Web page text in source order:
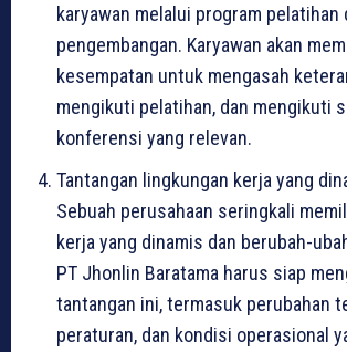
karyawan melalui program pelatihan
pengembangan. Karyawan akan
kesempatan untuk mengasah
mengikuti pelatihan, dan mengikuti
konferensi yang relevan.
Tantangan lingkungan kerja yang
Sebuah perusahaan seringkali
kerja yang dinamis dan berubah-
PT Jhonlin Baratama harus siap
tantangan ini, termasuk perubahan
peraturan, dan kondisi operasional